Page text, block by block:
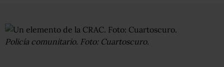
Policía comunitario. Foto: Cuartoscuro.